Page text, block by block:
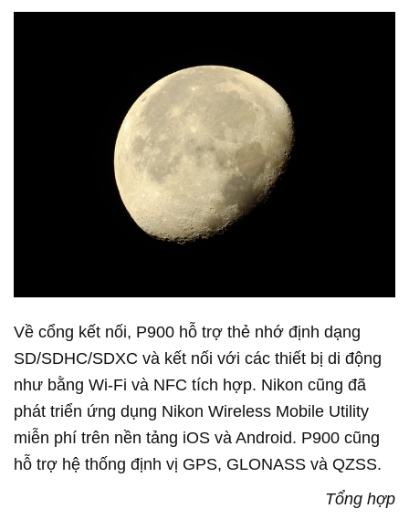
Về cổng kết nối, P900 hỗ trợ thẻ nhớ định dạng
SD/SDHC/SDXC và kết nối với các thiết bị di động
như bằng Wi-Fi và NFC tích hợp. Nikon cũng đã
phát triển ứng dụng Nikon Wireless Mobile Utility
miễn phí trên nền tảng iOS và Android. P900 cũng
hỗ trợ hệ thống định vị GPS, GLONASS và QZSS.
Tổng hợp